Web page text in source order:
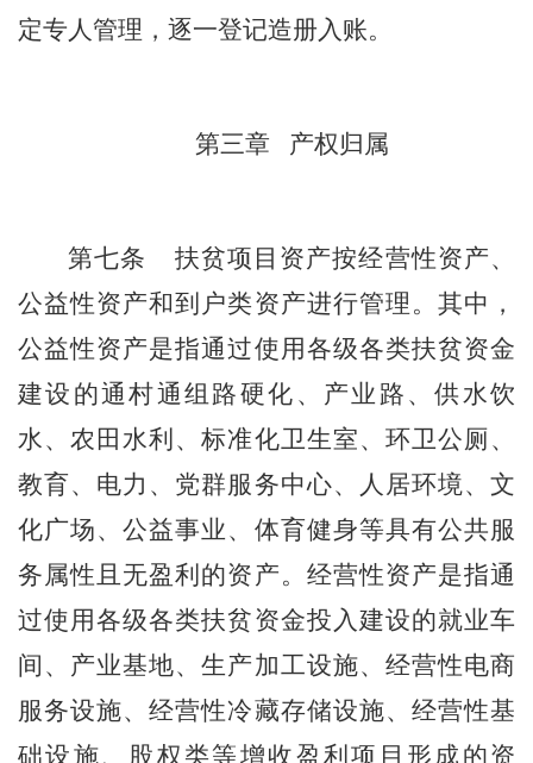
定专人管理，逐一登记造册入账。
第三章 产权归属
第七条 扶贫项目 资产按经营性资产、
公益性资产和到户类资产进行管理。 其中，
公益性资产是指通过使用各级各类扶贫资金
建设的通村通组路硬化、产业路、供水饮
水、农田水利、标准化卫生室、环卫公厕、
教育、电力、党群服务中心、人居环境、文
化广场、公益事业、体育健身等具有公共服
务属性且无盈利的资产。经营性资产是指通
过使用各级各类扶贫资金投入建设的就业车
间、产业基地、生产加工设施、经营性电商
服务设施、经营性冷藏存储设施、经营性基
础设施、股权类等增收盈利项目形成的资